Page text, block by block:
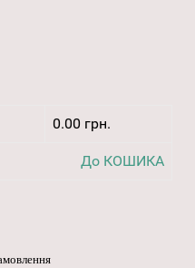
0.00 грн.
До КОШИКА